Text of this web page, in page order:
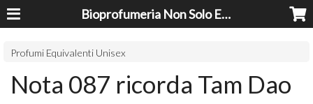
Bioprofumeria Non Solo Essenze
Profumi Equivalenti Unisex
Nota 087 ricorda Tam Dao